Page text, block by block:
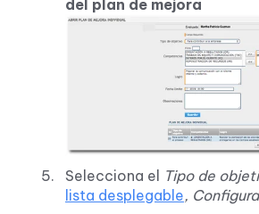
del plan de mejora
Selecciona el Tipo de
lista desplegable,